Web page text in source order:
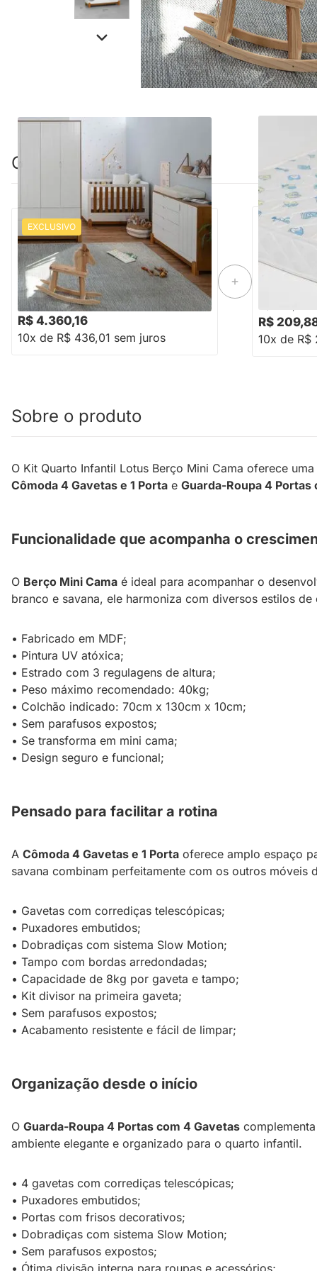
Combinação perfeita
EXCLUSIVO
Kit Quarto Infantil Lotus Berço Mini Cama
+ Cômoda 4 Gavetas e 1 Porta + Guarda-
Roupa 4 Portas com 4 Gavetas - Branco
e Savana
R$ 5.238,88 -16% Economize R$ 878
R$ 4.360,16
10x de R$ 436,01 sem juros
R$
10x de R$
Sobre o produto
O Kit Quarto Infantil Lotus Berço Mini Cama oferece
Cômoda 4 Gavetas e 1 Porta e Guarda-Roupa 4 Portas
Funcionalidade que acompanha o
O Berço Mini Cama é ideal para acompanhar o
branco e savana, ele harmoniza com diversos estilos
• Fabricado em MDF;
• Pintura UV atóxica;
• Estrado com 3 regulagens de altura;
• Peso máximo recomendado: 40kg;
• Colchão indicado: 70cm x 130cm x 10cm;
• Sem parafusos expostos;
• Se transforma em mini cama;
• Design seguro e funcional;
Pensado para facilitar a rotina
A Cômoda 4 Gavetas e 1 Porta oferece amplo espaço
savana combinam perfeitamente com os outros
• Gavetas com corrediças telescópicas;
• Puxadores embutidos;
• Dobradiças com sistema Slow Motion;
• Tampo com bordas arredondadas;
• Capacidade de 8kg por gaveta e tampo;
• Kit divisor na primeira gaveta;
• Sem parafusos expostos;
• Acabamento resistente e fácil de limpar;
Organização desde o início
O Guarda-Roupa 4 Portas com 4 Gavetas
ambiente elegante e organizado para o quarto infantil.
• 4 gavetas com corrediças telescópicas;
• Puxadores embutidos;
• Portas com frisos decorativos;
• Dobradiças com sistema Slow Motion;
• Sem parafusos expostos;